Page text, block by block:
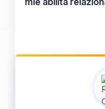
miglioramento,
praticare
situazioni sociali.
cercare supporto